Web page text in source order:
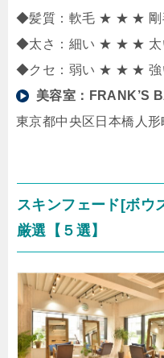
◆髪質：軟毛 ★ ★ ★ 剛
◆太さ：細い ★ ★ ★ 太
◆クセ：弱い ★ ★ ★ 強
美容室： FRANK’S
東京都中央区日本橋人
スキンフェード[ボウ
厳選【５選】